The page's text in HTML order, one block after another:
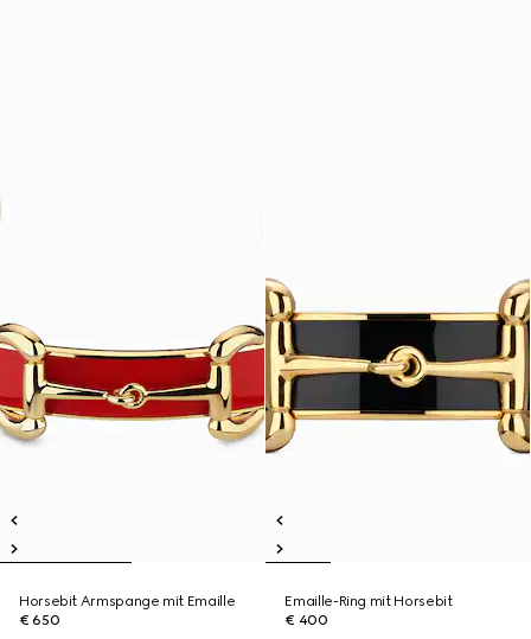
Horsebit Armspange mit Emaille
€ 650
Emaille-Ring mit Horsebit
€ 400